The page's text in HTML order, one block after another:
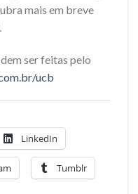
mais em breve
ser feitas pelo
ucb
LinkedIn
Tumblr